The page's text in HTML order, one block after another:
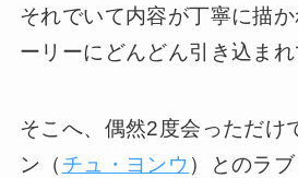
それでいて内容が丁寧に描
ーリーにどんどん引き込まれ
そこへ、偶然2度会っただけ
ン（ チュ・ヨンウ ）とのラ